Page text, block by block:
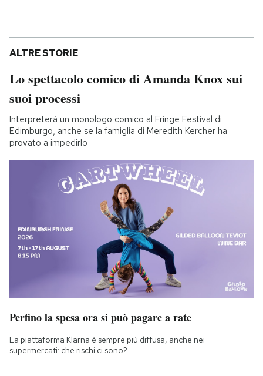
ALTRE STORIE
Lo spettacolo comico di Amanda Knox sui
suoi processi
Interpreterà un monologo comico al Fringe Festival di
Edimburgo, anche se la famiglia di Meredith Kercher ha
provato a impedirlo
Perfino la spesa ora si può pagare a rate
La piattaforma Klarna è sempre più diffusa, anche nei
supermercati: che rischi ci sono?